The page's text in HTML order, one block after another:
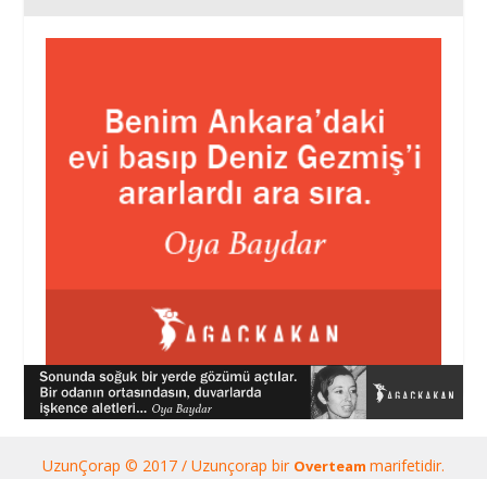
UzunÇorap © 2017 / Uzunçorap bir Overteam marifetidir.